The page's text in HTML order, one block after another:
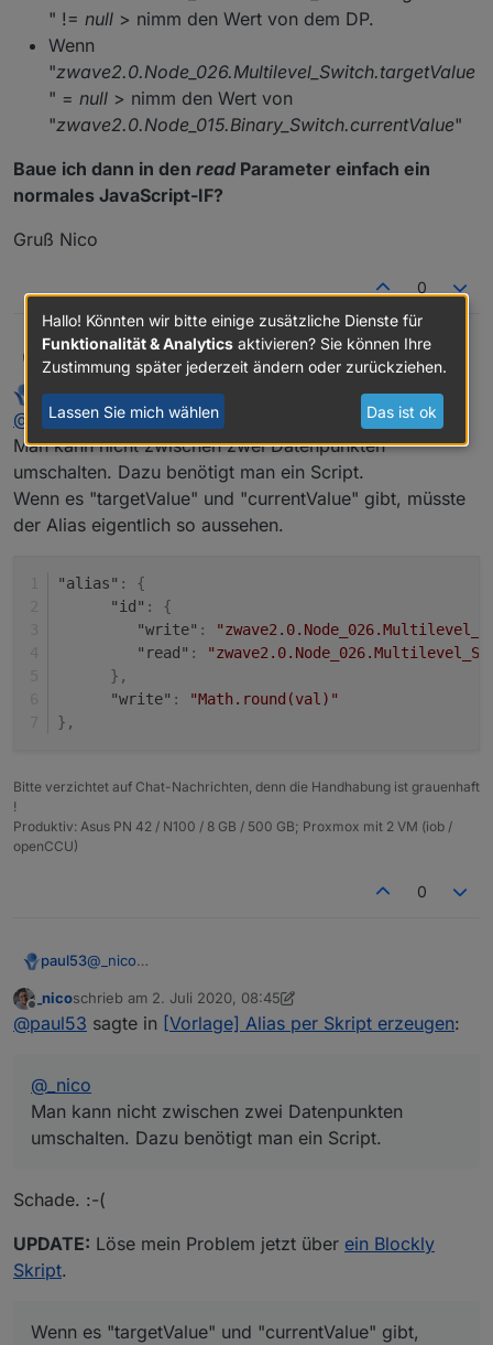
" != null > nimm den Wert von dem DP.
Wenn
"zwave2.0.Node_026.Multilevel_Switch.targetValue
" = null > nimm den Wert von
"zwave2.0.Node_015.Binary_Switch.currentValue"
Baue ich dann in den read Parameter einfach ein
normales JavaScript-IF?
Gruß Nico
0
_nico Same procedure as every day, @ paul53
kleines Problem und überlege, wie ich es
ordentlich lösen kann
. Daraus ergibt sich für mich
folgende Frage:
Kann ich die denreadParameter noch komplexer
aufbauen?
Schlafzimmer.Beschattung.Franzoesischer-
Balkon.PositionTarget
"alias": {
"id":
      "write": "Math.round(val)"
Meine Vorhaben in Worten für alias.0.Haus.OG-
Schlafzimmer.Beschattung.Franzoesischer-
Balkon.PositionTarget :
Wenn
zwave2.0.Node_026.Multilevel_Switch.targetValue
=null> nimm den Wert von
Parameter einfach ein
Offline
paul53schrieb am2. Juli 2020, 08:01
zuletzt editiert von paul53 7. Feb. 2020, 10:02
@
_nico
Man kann nicht zwischen zwei Datenpunkten
umschalten. Dazu benötigt man ein Script.
Wenn es "targetValue" und "currentValue" gibt, müsste
der Alias eigentlich so aussehen.
"alias" :
{
"id" :
{
"write" :
"read" :
} ,
"write" :
"Math.round(val)"
} ,
Bitte verzichtet auf Chat-Nachrichten, denn die Handhabung ist grauenhaft
!
Produktiv: Asus PN 42 / N100 / 8 GB / 500 GB; Proxmox mit 2 VM (iob /
openCCU)
0
paul53@ _nico
umschalten. Dazu benötigt man ein Script.
Wenn es "targetValue" und "currentValue" gibt, müsste
"alias": {
      "id": {
      },
      "write": "Math.round(val)"
Offline
_nicoschrieb am 2. Juli 2020, 08:45
zuletzt editiert von _nico 7. Feb. 2020, 15:13
@paul53 sagte in [Vorlage] Alias per Skript erzeugen:
@ _nico
Man kann nicht zwischen zwei Datenpunkten
umschalten. Dazu benötigt man ein Script.
Schade. :-(
UPDATE: Löse mein Problem jetzt über ein Blockly
Skript.
Wenn es "targetValue" und "currentValue" gibt,
Hallo! Könnten wir bitte einige zusätzliche Dienste für
Funktionalität & Analytics aktivieren? Sie können Ihre
Zustimmung später jederzeit ändern oder zurückziehen.
Lassen Sie mich wählen Das ist ok